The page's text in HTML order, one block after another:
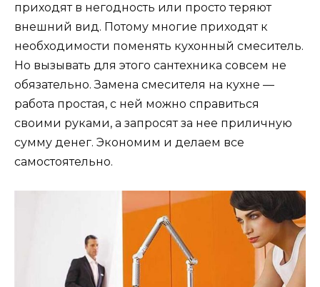
приходят в негодность или просто теряют
внешний вид. Потому многие приходят к
необходимости поменять кухонный смеситель.
Но вызывать для этого сантехника совсем не
обязательно. Замена смесителя на кухне —
работа простая, с ней можно справиться
своими руками, а запросят за нее приличную
сумму денег. Экономим и делаем все
самостоятельно.